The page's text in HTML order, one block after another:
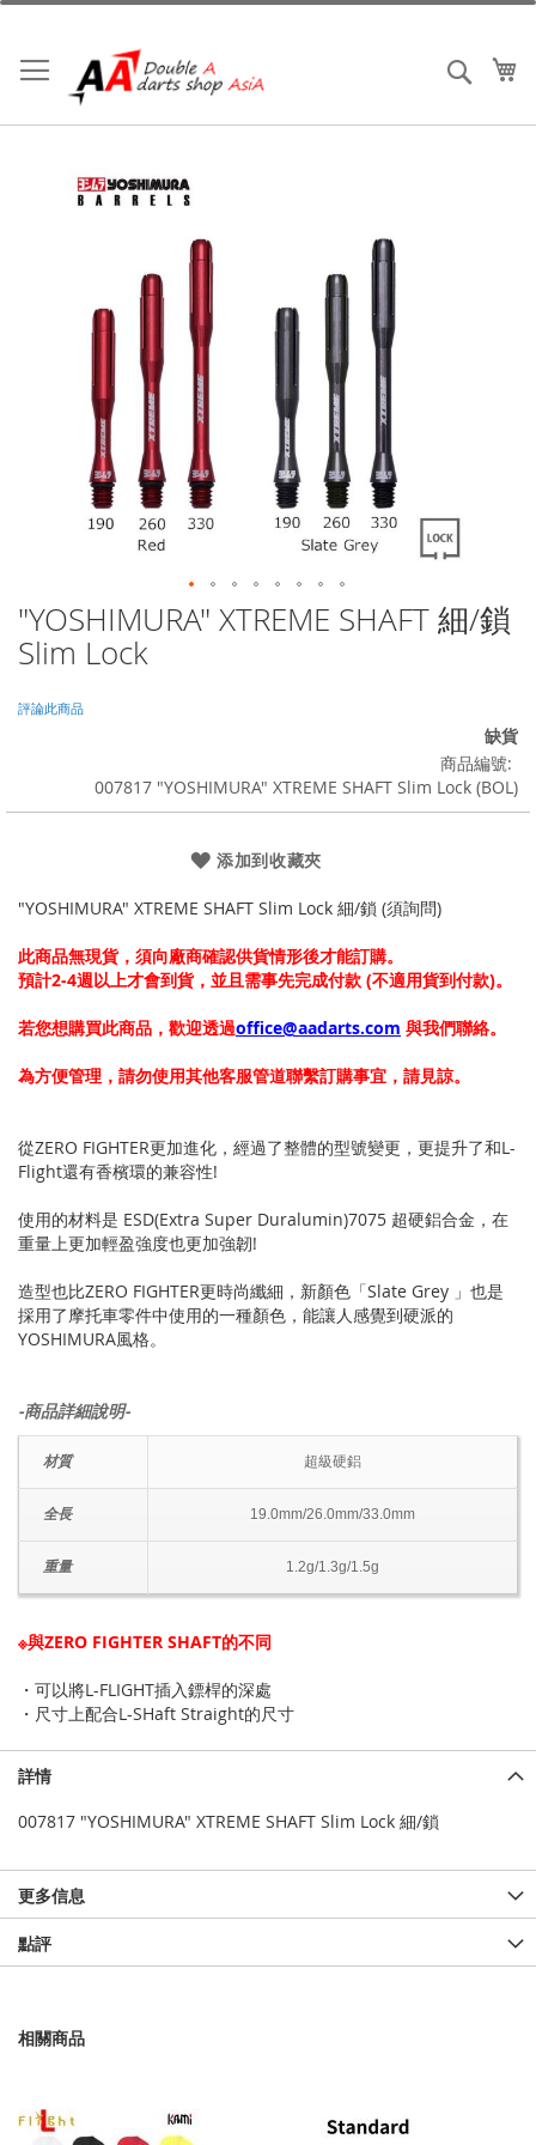
跳
內
容
搜索
"YOSHIMURA" XTREME SHAFT 細/鎖
Slim Lock
評論此商品
缺貨
商品編號
007817 "YOSHIMURA" XTREME SHAFT Slim Lock (BOL)
添加到收藏夾
"YOSHIMURA" XTREME SHAFT Slim Lock 細/鎖 (須詢問)
此商品無現貨，須向廠商確認供貨情形後才能訂購。
預計2-4週以上才會到貨，並且需事先完成付款 (不適用貨到付款)。
若您想購買此商品，歡迎透過office@aadarts.com 與我們聯絡。
為方便管理，請勿使用其他客服管道聯繫訂購事宜，請見諒。
從ZERO FIGHTER更加進化，經過了整體的型號變更，更提升了和L-
Flight還有香檳環的兼容性!
使用的材料是 ESD(Extra Super Duralumin)7075 超硬鋁合金，在
重量上更加輕盈強度也更加強韌!
造型也比ZERO FIGHTER更時尚纖細，新顏色「Slate Grey 」也是
採用了摩托車零件中使用的一種顏色，能讓人感覺到硬派的
YOSHIMURA風格。
-商品詳細說明-
材質 超級硬鋁
全長 19.0mm/26.0mm/33.0mm
重量 1.2g/1.3g/1.5g
※與ZERO FIGHTER SHAFT的不同
・可以將L-FLIGHT插入鏢桿的深處
・尺寸上配合L-SHaft Straight的尺寸
Skip
to
the
of
詳情
007817 "YOSHIMURA" XTREME SHAFT Slim Lock 細/鎖
更多信息
點評
相關商品